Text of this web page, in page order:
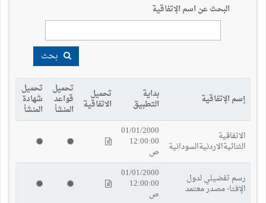
البحث عن اسم الإتفاقية
بحث
إسم الإتفاقية بداية
التطبيق
تحميل
الاتفاقية
تحميل
قواعد
المنشأ
تحميل
شهادة
المنشأ
الاتفاقية
الثنائيةالاردنيةالسودانية
01/01/2000
12:00:00
ص
رسم تفضيلي لدول
الإفتا- مصدر معتمد
01/01/2000
12:00:00
ص